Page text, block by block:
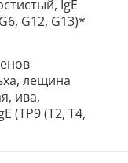
IgE
G12, G13)*
лещина
ива,
(TP9 (T2, T4,